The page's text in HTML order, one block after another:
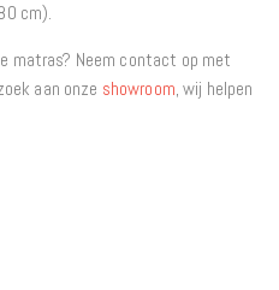
cm).
matras? Neem contact op met
aan onze showroom, wij helpen